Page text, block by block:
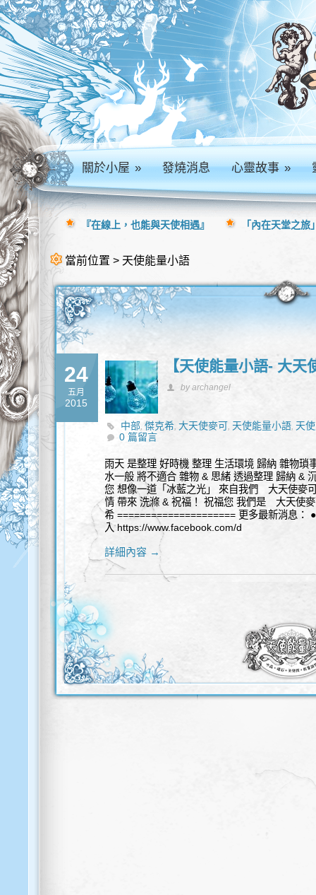
關於小屋» 發燒消息 心靈故事»
當前位置 > 天使能量小語
24
五月
2015
【天使能量小語- 大天
by archangel
中部,傑克希,大天使麥可, 天使能量小語, 天
0 篇留言
雨天 是整理 好時機 整理 生活環境 歸納 雜物瑣
水一般 將不適合 雜物 & 思緒 透過整理 歸納 &
您 想像一道「冰藍之光」 來自我們 大天使麥
情 帶來 洗滌 & 祝福！ 祝福您 我們是 大天使
希 ===================== 更多最新消息：
入 https://www.facebook.com/d
詳細內容 →
『在線上，也能與天使相遇』 「內在天堂之